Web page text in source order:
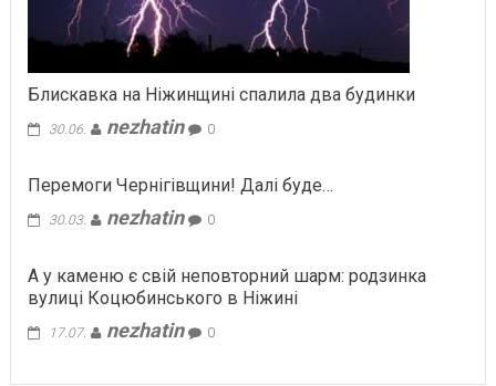
Блискавка на Ніжинщині спалила два будинки
30.06. nezhatin 0
Перемоги Чернігівщини! Далі буде…
30.03. nezhatin 0
А у каменю є свій неповторний шарм: родзинка
вулиці Коцюбинського в Ніжині
17.07. nezhatin 0